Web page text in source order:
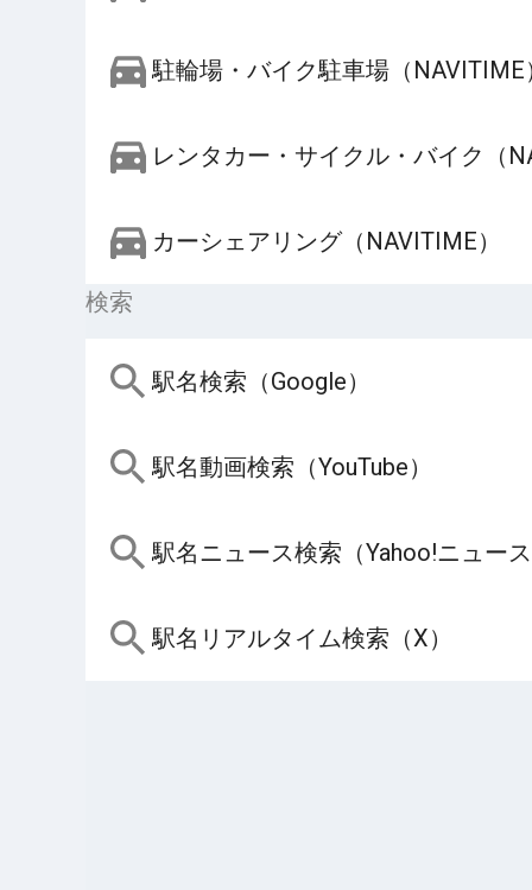
駐輪場・バイク駐車場（NAVITIME
レンタカー・サイクル・バイク（
カーシェアリング（NAVITIME）
検索
駅名検索（Google）
駅名動画検索（YouTube）
駅名ニュース検索（Yahoo!ニュー
駅名リアルタイム検索（X）